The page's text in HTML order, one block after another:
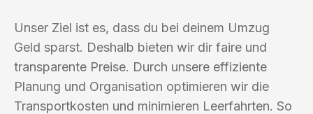
Unser Ziel ist es, dass du bei deinem Umzug
Geld sparst. Deshalb bieten wir dir faire und
transparente Preise. Durch unsere effiziente
Planung und Organisation optimieren wir die
Transportkosten und minimieren Leerfahrten. So